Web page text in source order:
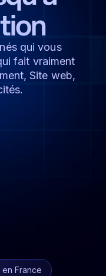
qui vous
fait vraiment
Site web,
France